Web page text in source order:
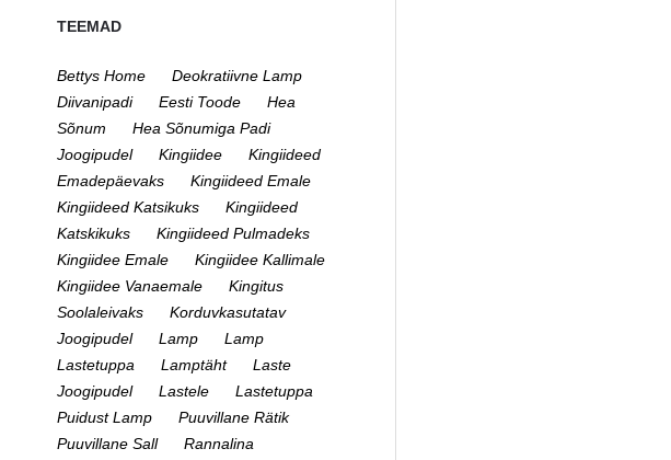
TEEMAD
Bettys Home
Deokratiivne Lamp
Diivanipadi
Eesti Toode
Hea
Sõnum
Hea Sõnumiga Padi
Joogipudel
Kingiidee
Kingiideed
Emadepäevaks
Kingiideed Emale
Kingiideed Katsikuks
Kingiideed
Katskikuks
Kingiideed Pulmadeks
Kingiidee Emale
Kingiidee Kallimale
Kingiidee Vanaemale
Kingitus
Soolaleivaks
Korduvkasutatav
Joogipudel
Lamp
Lamp
Lastetuppa
Lamptäht
Laste
Joogipudel
Lastele
Lastetuppa
Puidust Lamp
Puuvillane Rätik
Puuvillane Sall
Rannalina